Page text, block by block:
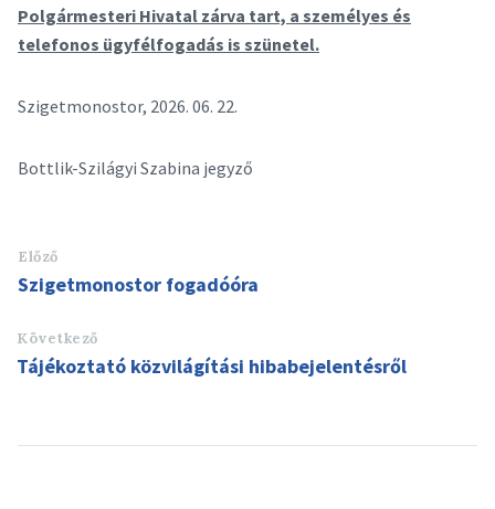
Polgármesteri Hivatal zárva tart, a személyes és
telefonos ügyfélfogadás is szünetel.
Szigetmonostor, 2026. 06. 22.
Bottlik-Szilágyi Szabina jegyző
Előző
Szigetmonostor fogadóóra
Következő
Tájékoztató közvilágítási hibabejelentésről